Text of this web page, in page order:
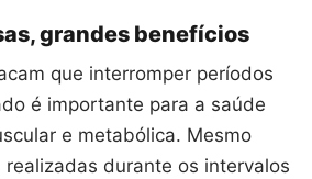
grandes benefícios
que interromper períodos
é importante para a saúde
e metabólica. Mesmo
durante os intervalos